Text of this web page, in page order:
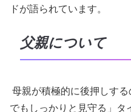
ドが語られています。
父親について
母親が積極的に後押しする
でもしっかりと見守る」タ